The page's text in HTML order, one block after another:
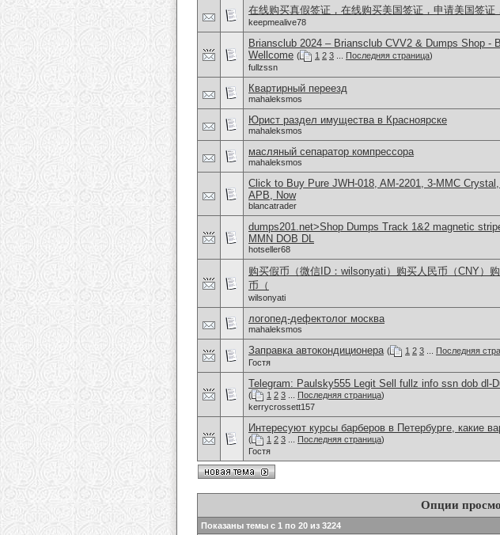
在线购买真假签证，在线购买美国签证，申请美国签证
keepmealive78
Briansclub 2024 – Briansclub CVV2 & Dumps Shop -
Wellcome ( 1 2 3 Последняя страница)
fullzssn
Квартирный переезд
mahaleksmos
Юрист раздел имущества в Красноярске
mahaleksmos
масляный сепаратор компрессора
mahaleksmos
Click to Buy Pure JWH-018, AM-2201, 3-MMC
APB, Now
blancatrader
dumps201.net>Shop Dumps Track 1&2 magnetic
MMN DOB DL
hotseller68
购买假币（微信ID：wilsonyati）购买人民币（CNY）
币（
wilsonyati
логопед-дефектолог москва
mahaleksmos
Заправка автокондиционера ( 1 2 3 Последняя
Гостя
Telegram: Paulsky555 Legit Sell fullz info ssn dob dl-
( 1 2 3 Последняя страница)
kerrycrossett157
Интересуют курсы барберов в Петербурге, какие
( 1 2 3 Последняя страница)
Гостя
Опции
Показаны темы с 1 по 20 из 3224